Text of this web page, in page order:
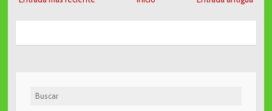
Buscar